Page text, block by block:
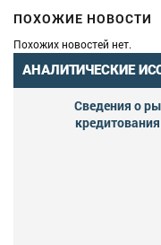
ПОХОЖИЕ НОВОСТИ
Похожих новостей нет.
АНАЛИТИЧЕСКИЕ
Сведения о